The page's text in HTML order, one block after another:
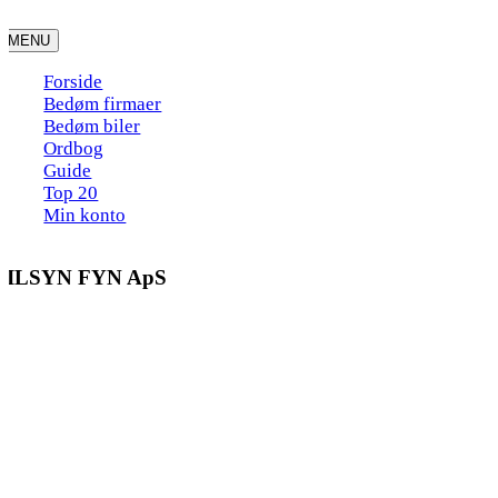
to
content
MENU
Forside
Bedøm firmaer
Bedøm biler
Ordbog
Guide
Top 20
Min konto
FYN ApS